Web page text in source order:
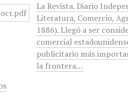
La Revista. Diario
Literatura, Comercio,
1886). Llegó a ser
comercial
publicitario más
la frontera…